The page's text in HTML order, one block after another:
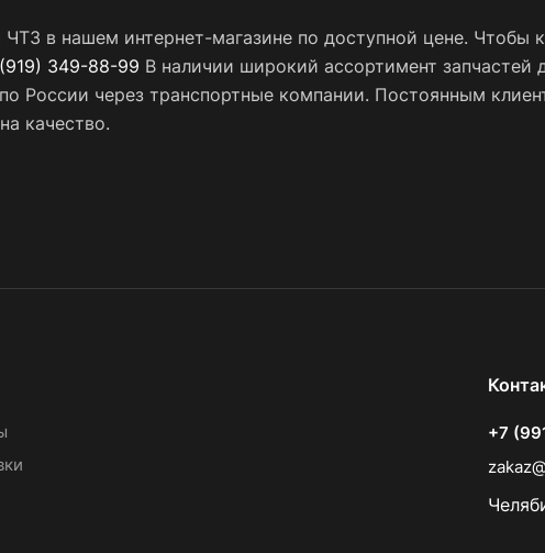
в нашем интернет-магазине по доступной цене. Чтобы
349-88-99 В наличии широкий ассортимент запчастей
России через транспортные компании. Постоянным
качество.
+7